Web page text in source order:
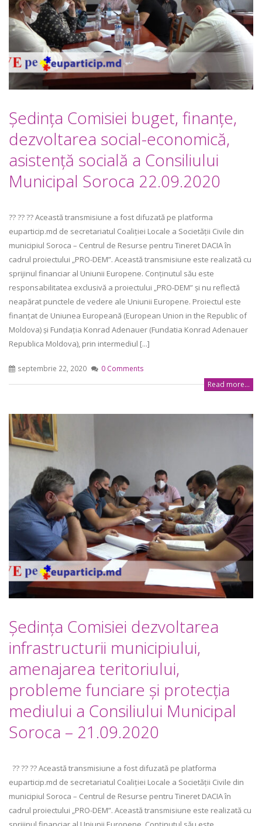
Ședința Comisiei buget, finanţe,
dezvoltarea social-economică,
asistenţă socială a Consiliului
Municipal Soroca 22.09.2020
?? ?? ?? Această transmisiune a fost difuzată pe platforma
euparticip.md de secretariatul Coaliției Locale a Societății Civile din
municipiul Soroca – Centrul de Resurse pentru Tineret DACIA în
cadrul proiectului „PRO-DEM”. Această transmisiune este realizată cu
sprijinul financiar al Uniunii Europene. Conținutul său este
responsabilitatea exclusivă a proiectului „PRO-DEM” și nu reflectă
neapărat punctele de vedere ale Uniunii Europene. Proiectul este
finanțat de Uniunea Europeană (European Union in the Republic of
Moldova) și Fundația Konrad Adenauer (Fundatia Konrad Adenauer
Republica Moldova), prin intermediul [...]
septembrie 22, 2020 0 Comments
Read more...
Ședința Comisiei dezvoltarea
infrastructurii municipiului,
amenajarea teritoriului,
probleme funciare şi protecţia
mediului a Consiliului Municipal
Soroca – 21.09.2020
?? ?? ?? Această transmisiune a fost difuzată pe platforma
euparticip.md de secretariatul Coaliției Locale a Societății Civile din
municipiul Soroca – Centrul de Resurse pentru Tineret DACIA în
cadrul proiectului „PRO-DEM”. Această transmisiune este realizată cu